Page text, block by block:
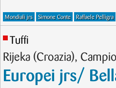
Mondiali jrs Simone Conte Raffaele Pelligra
Tuffi
Rijeka (Croazia),
Europei jrs/